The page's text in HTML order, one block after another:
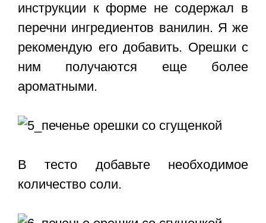
инструкции к форме не содержал в
перечни ингредиентов ванилин. Я же
рекомендую его добавить. Орешки с
ним получаются еще более
ароматными.
В тесто добавьте необходимое
количество соли.